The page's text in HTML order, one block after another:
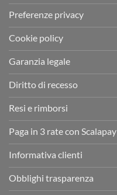
Preferenze privacy
Cookie policy
Garanzia legale
Diritto di recesso
Resi e rimborsi
Paga in 3 rate con Scalapay
Informativa clienti
Obblighi trasparenza